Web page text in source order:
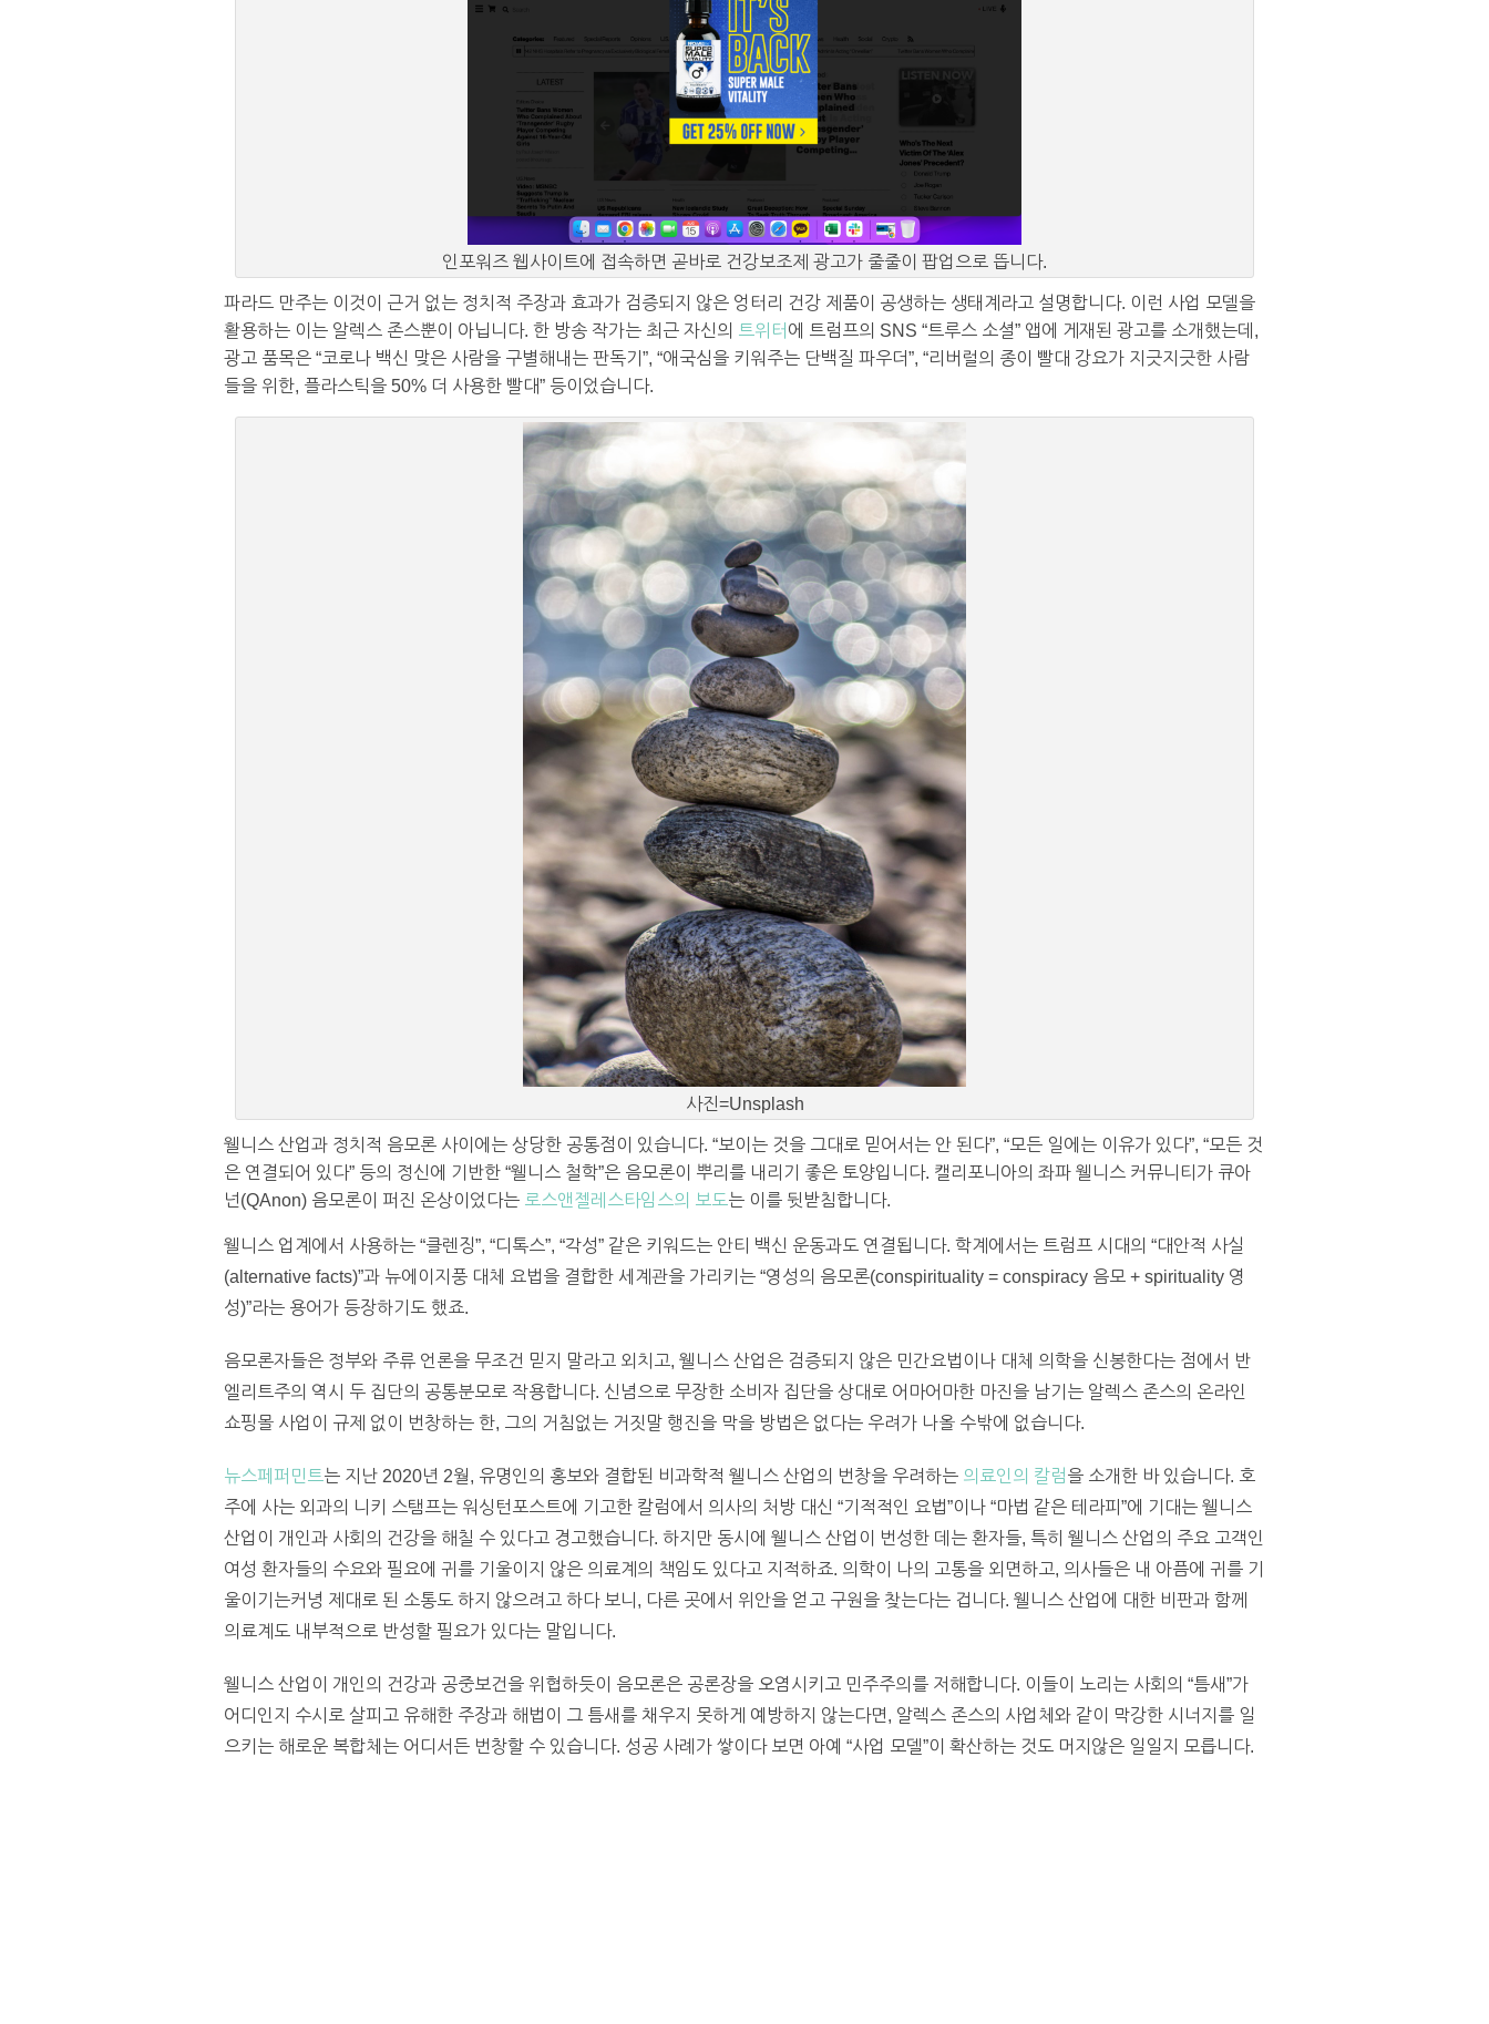
인포워즈 웹사이트에 접속하면 곧바로 건강보조제 광고가 줄줄이 팝업으로 뜹니다.
파라드 만주는 이것이 근거 없는 정치적 주장과 효과가 검증되지 않은 엉터리 건강 제품이 공생하는 생태계라고 설명합니다. 이런 사업 모델을
활용하는 이는 알렉스 존스뿐이 아닙니다. 한 방송 작가는 최근 자신의 트위터 에 트럼프의 SNS “트루스 소셜” 앱에 게재된 광고를 소개했는데,
광고 품목은 “코로나 백신 맞은 사람을 구별해내는 판독기”, “애국심을 키워주는 단백질 파우더”, “리버럴의 종이 빨대 강요가 지긋지긋한 사람
들을 위한, 플라스틱을 50% 더 사용한 빨대” 등이었습니다.
사진=Unsplash
웰니스 산업과 정치적 음모론 사이에는 상당한 공통점이 있습니다. “보이는 것을 그대로 믿어서는 안 된다”, “모든 일에는 이유가 있다”, “모든 것
은 연결되어 있다” 등의 정신에 기반한 “웰니스 철학”은 음모론이 뿌리를 내리기 좋은 토양입니다. 캘리포니아의 좌파 웰니스 커뮤니티가 큐아
넌(QAnon) 음모론이 퍼진 온상이었다는 로스앤젤레스타임스의 보도는 이를 뒷받침합니다.
웰니스 업계에서 사용하는 “클렌징”, “디톡스”, “각성” 같은 키워드는 안티 백신 운동과도 연결됩니다. 학계에서는 트럼프 시대의 “대안적 사실
(alternative facts)”과 뉴에이지풍 대체 요법을 결합한 세계관을 가리키는 “영성의 음모론(conspirituality = conspiracy 음모 + spirituality 영
성)”라는 용어가 등장하기도 했죠.
음모론자들은 정부와 주류 언론을 무조건 믿지 말라고 외치고, 웰니스 산업은 검증되지 않은 민간요법이나 대체 의학을 신봉한다는 점에서 반
엘리트주의 역시 두 집단의 공통분모로 작용합니다. 신념으로 무장한 소비자 집단을 상대로 어마어마한 마진을 남기는 알렉스 존스의 온라인
쇼핑몰 사업이 규제 없이 번창하는 한, 그의 거침없는 거짓말 행진을 막을 방법은 없다는 우려가 나올 수밖에 없습니다.
뉴스페퍼민트는 지난 2020년 2월, 유명인의 홍보와 결합된 비과학적 웰니스 산업의 번창을 우려하는 의료인의 칼럼을 소개한 바 있습니다. 호
주에 사는 외과의 니키 스탬프는 워싱턴포스트에 기고한 칼럼에서 의사의 처방 대신 “기적적인 요법”이나 “마법 같은 테라피”에 기대는 웰니스
산업이 개인과 사회의 건강을 해칠 수 있다고 경고했습니다. 하지만 동시에 웰니스 산업이 번성한 데는 환자들, 특히 웰니스 산업의 주요 고객인
여성 환자들의 수요와 필요에 귀를 기울이지 않은 의료계의 책임도 있다고 지적하죠. 의학이 나의 고통을 외면하고, 의사들은 내 아픔에 귀를 기
울이기는커녕 제대로 된 소통도 하지 않으려고 하다 보니, 다른 곳에서 위안을 얻고 구원을 찾는다는 겁니다. 웰니스 산업에 대한 비판과 함께
의료계도 내부적으로 반성할 필요가 있다는 말입니다.
웰니스 산업이 개인의 건강과 공중보건을 위협하듯이 음모론은 공론장을 오염시키고 민주주의를 저해합니다. 이들이 노리는 사회의 “틈새”가
어디인지 수시로 살피고 유해한 주장과 해법이 그 틈새를 채우지 못하게 예방하지 않는다면, 알렉스 존스의 사업체와 같이 막강한 시너지를 일
으키는 해로운 복합체는 어디서든 번창할 수 있습니다. 성공 사례가 쌓이다 보면 아예 “사업 모델”이 확산하는 것도 머지않은 일일지 모릅니다.